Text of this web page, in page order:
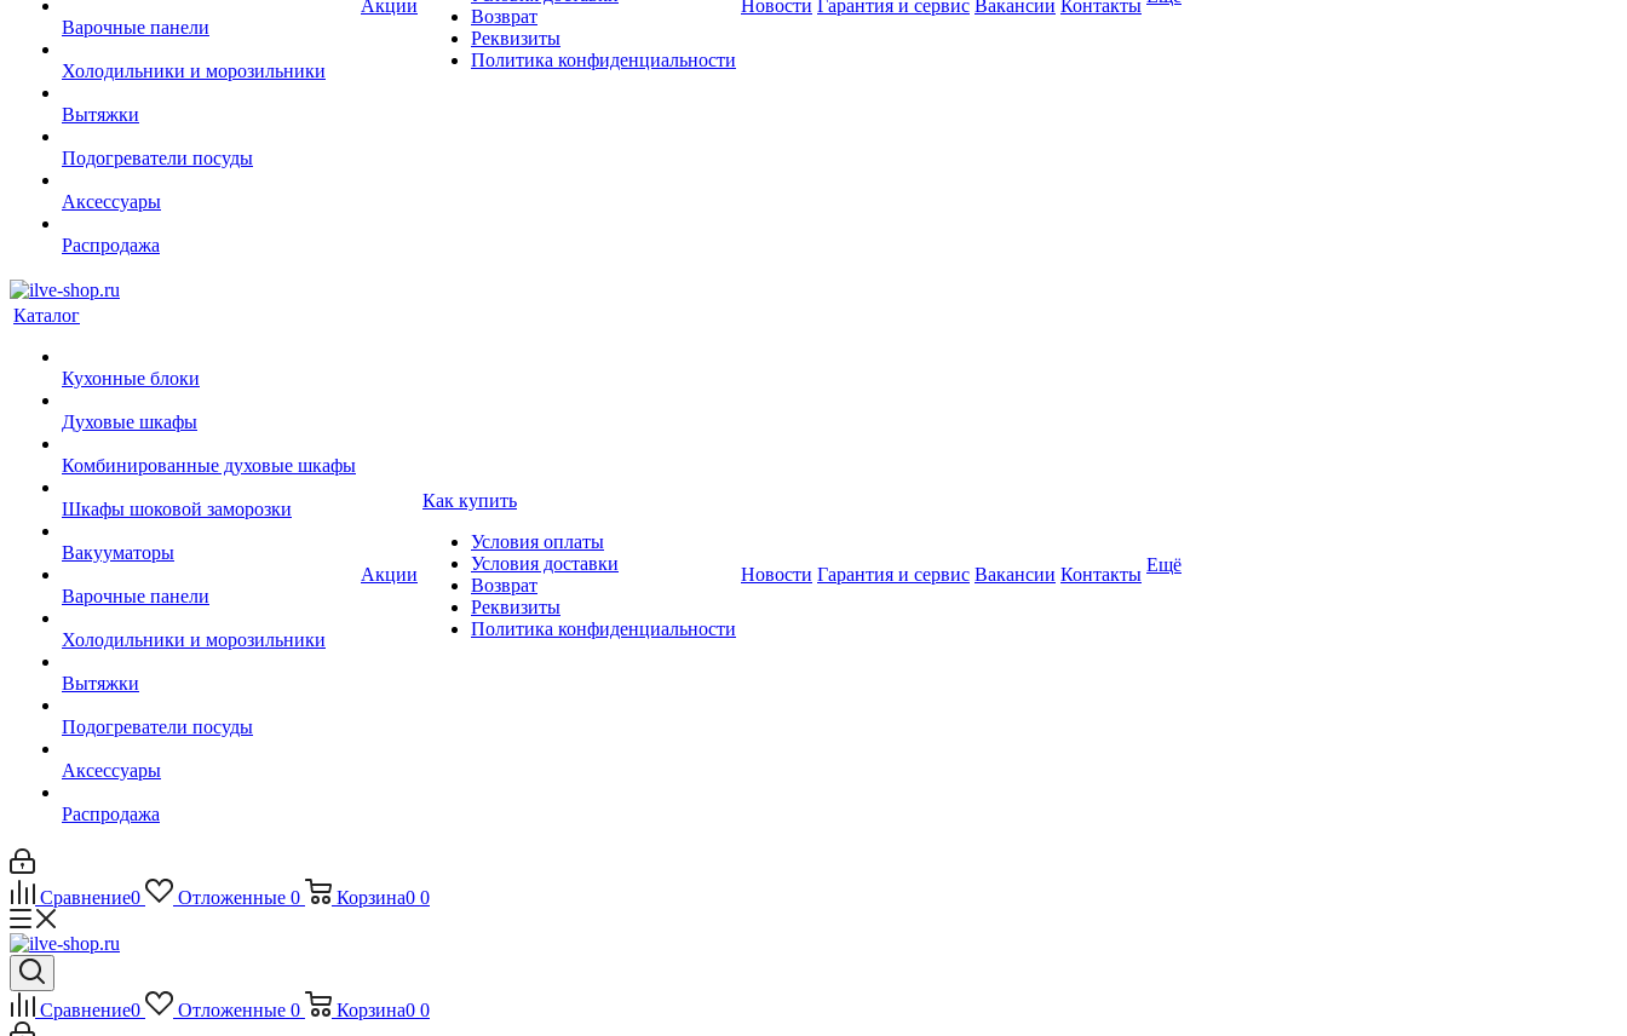
Варочные панели
Холодильники и морозильники
Вытяжки
Подогреватели посуды
Аксессуары
Распродажа
Акции
Возврат
Реквизиты
Политика конфиденциальности
Новости Гарантия и сервис Вакансии Контакты
Каталог
Кухонные блоки
Духовые шкафы
Комбинированные духовые шкафы
Шкафы шоковой заморозки
Вакууматоры
Варочные панели
Холодильники и морозильники
Вытяжки
Подогреватели посуды
Аксессуары
Распродажа
Акции
Как купить
Условия оплаты
Условия доставки
Возврат
Реквизиты
Политика конфиденциальности
Новости Гарантия и сервис Вакансии Контакты Ещё
Сравнение0 Отложенные 0 Корзина0 0
Сравнение0 Отложенные 0 Корзина0 0